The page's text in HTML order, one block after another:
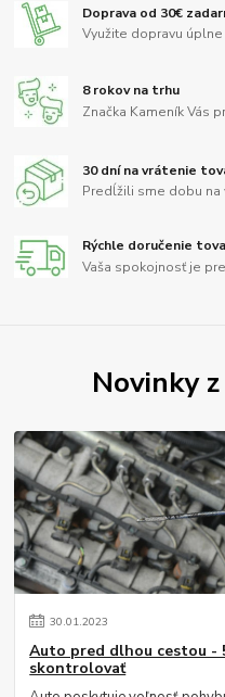
Doprava od 30€
Využite dopravu
8 rokov na trhu
Značka Kameník Vás
30 dní na vrátenie
Predĺžili sme dobu na
Rýchle doručenie
Vaša spokojnosť je
Novinky
30.01.2023
Auto pred dlhou cestou -
skontrolovať